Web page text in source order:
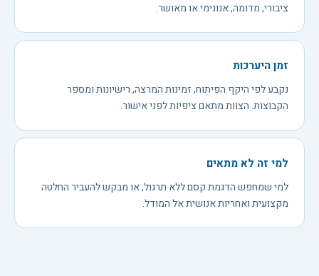
ציבורי, מדומה, אנונימי או מאושר.
זמן היערכות
נקבע לפי היקף הפיתוח, זמינות המרצה, רישיונות ומספר
הקבוצות. הצוות מתאם ציפיות לפני אישור.
למי זה לא מתאים
למי שמחפש הדגמת קסם ללא תרגול, או מבקש להעביר החלטה
מקצועית ואחריות אנושית אל המודל.